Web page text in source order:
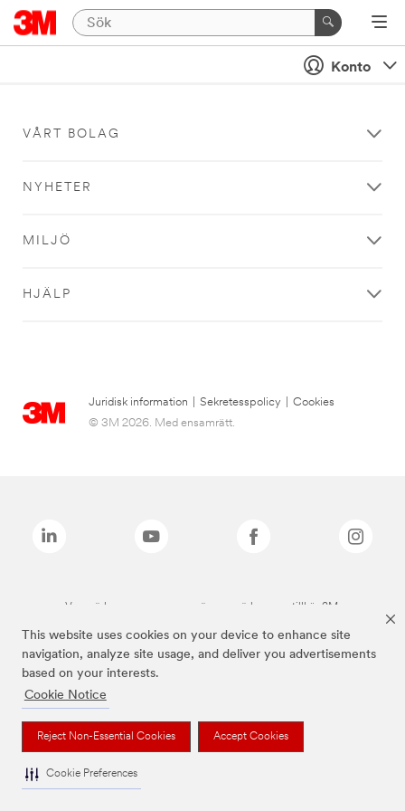
This website uses cookies on your device to enhance site
navigation, analyze site usage, and deliver you advertisements
based on your interests.
Cookie Notice
Reject Non-Essential Cookies Accept Cookies
Cookie Preferences
Konto
VÅRT BOLAG
NYHETER
MILJÖ
HJÄLP
Juridisk information Sekretesspolicy
Cookies
© 3M 2026. Med ensamrätt.
Varumärken som anges ovan är varumärken som tillhör 3M.